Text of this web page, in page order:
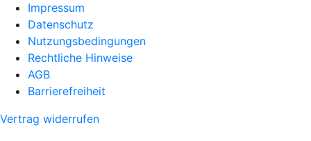
Impressum
Datenschutz
Nutzungsbedingungen
Rechtliche Hinweise
AGB
Barrierefreiheit
Vertrag widerrufen